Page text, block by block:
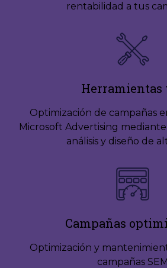
rentabilidad a tus
Herramientas
Optimización de campañas
Microsoft Advertising
análisis y diseño de
Campañas
Optimización y
campañas SEM